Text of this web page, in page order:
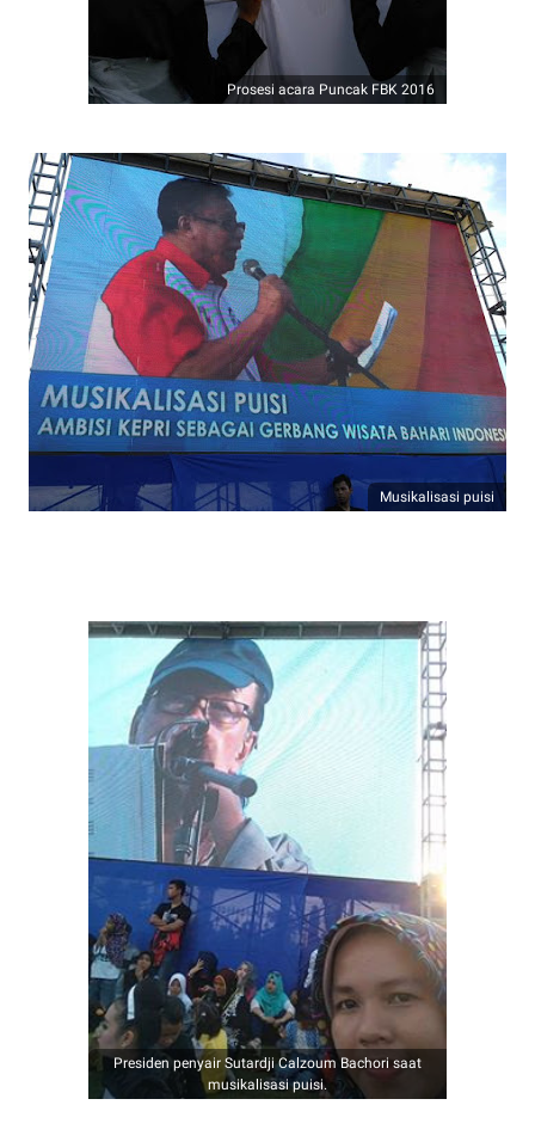
Prosesi acara Puncak FBK 2016
Musikalisasi puisi
Presiden penyair Sutardji Calzoum Bachori saat
musikalisasi puisi.